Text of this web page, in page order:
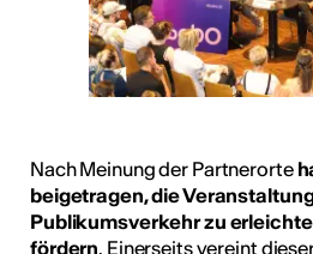
Nach Meinung der Partnerorte
beigetragen, die
Publikumsverkehr zu
fördern. Einerseits vereint